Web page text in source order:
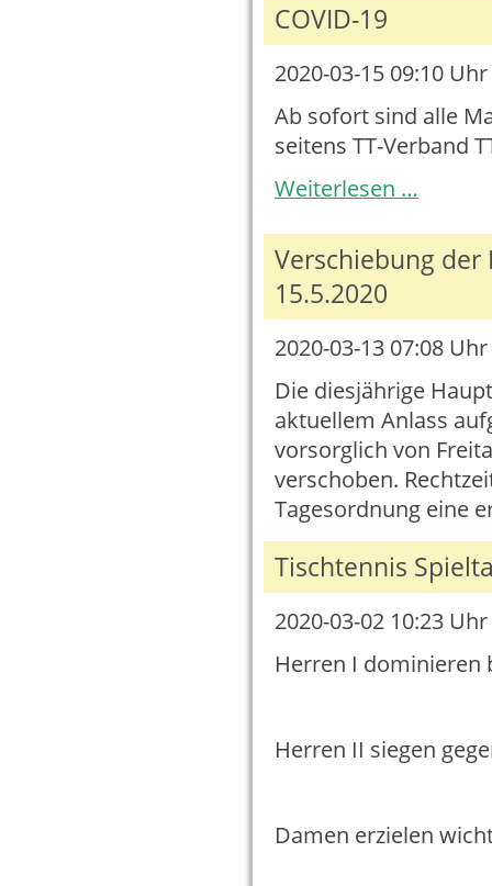
COVID-19
2020-03-15 09:10 Uhr
Ab sofort sind alle
seitens TT-Verband
Weiterlesen …19
Verschiebung
15.5.2020
2020-03-13 07:08
Die diesjährige
aktuellem Anlass
vorsorglich von
verschoben.
Tagesordnung eine
Tischtennis
2020-03-02 10:23 Uhr
Herren I dominieren
Herren II siegen
Damen erzielen